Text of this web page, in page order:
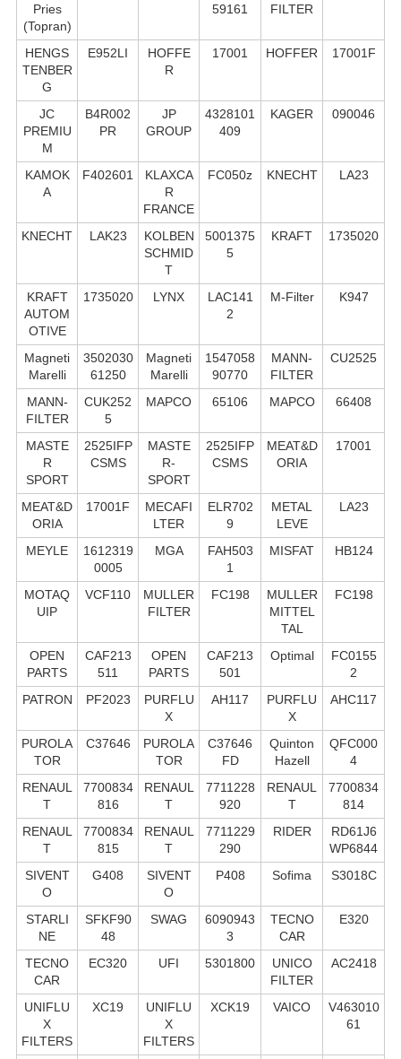
Pries
(Topran)
59161 FILTER
HENGS
TENBER
G
E952LI
HOFFE
R
17001 HOFFER 17001F
JC
PREMIU
M
B4R002
PR
JP
GROUP
4328101
409
KAGER 090046
KAMOK
A
F402601
KLAXCA
R
FRANCE
FC050z KNECHT LA23
KNECHT LAK23
KOLBEN
SCHMID
T
5001375
5
KRAFT 1735020
KRAFT
AUTOM
OTIVE
1735020 LYNX
LAC141
2
M-Filter K947
Magneti
Marelli
3502030
61250
Magneti
Marelli
1547058
90770
MANN-
FILTER
CU2525
MANN-
FILTER
CUK252
5
MAPCO 65106 MAPCO 66408
MASTE
R
SPORT
2525IFP
CSMS
MASTE
R-
SPORT
2525IFP
CSMS
MEAT&D
ORIA
17001
MEAT&D
ORIA
17001F
MECAFI
LTER
ELR702
9
METAL
LEVE
LA23
MEYLE
1612319
0005
MGA
FAH503
1
MISFAT HB124
MOTAQ
UIP
VCF110
MULLER
FILTER
FC198
MULLER
MITTEL
TAL
FC198
OPEN
PARTS
CAF213
511
OPEN
PARTS
CAF213
501
Optimal
FC0155
2
PATRON
PF2023
PURFLU
X
AH117
PURFLU
X
AHC117
PUROLA
TOR
C37646
PUROLA
TOR
C37646
FD
Quinton
Hazell
QFC000
4
RENAUL
T
7700834
816
RENAUL
T
7711228
920
RENAUL
T
7700834
814
RENAUL
T
7700834
815
RENAUL
T
7711229
290
RIDER
RD61J6
WP6844
SIVENT
O
G408
SIVENT
O
P408 Sofima S3018C
STARLI
NE
SFKF90
48
SWAG
6090943
3
TECNO
CAR
E320
TECNO
CAR
EC320 UFI 5301800
UNICO
FILTER
AC2418
UNIFLU
X
FILTERS
XC19
UNIFLU
X
FILTERS
XCK19 VAICO
V463010
61